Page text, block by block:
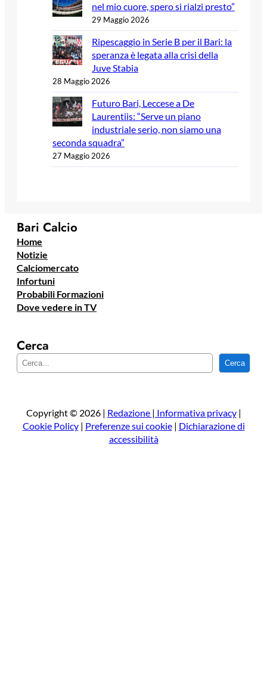
nel mio cuore, spero si rialzi presto”
29 Maggio 2026
Ripescaggio in Serie B per il Bari: la
speranza è legata alla crisi della
Juve Stabia
28 Maggio 2026
Futuro Bari, Leccese a De
Laurentiis: “Serve un piano
industriale serio, non siamo una
seconda squadra”
27 Maggio 2026
Bari Calcio
Home
Notizie
Calciomercato
Infortuni
Probabili Formazioni
Dove vedere in TV
Cerca
e
a
Cerca
Copyright © 2026 | Redazione | Informativa privacy|
Cookie Policy| Preferenze sui cookie| Dichiarazione di
accessibilità